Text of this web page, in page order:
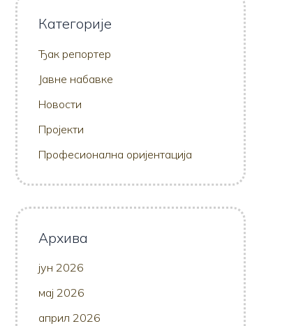
Категорије
Ђак репортер
Јавне набавке
Новости
Пројекти
Професионална оријентација
Архива
јун 2026
мај 2026
април 2026